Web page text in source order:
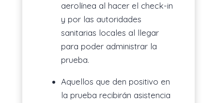
aerolínea al hacer el check-in
y por las autoridades
sanitarias locales al llegar
para poder administrar la
prueba.
Aquellos que den positivo en
la prueba recibirán asistencia